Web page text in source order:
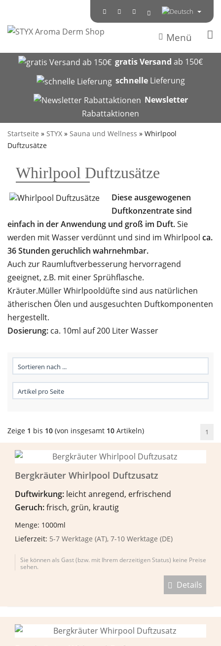
Menü
gratis Versand ab 150€
schnelleLieferung
Newsletter
Rabattaktionen
Startseite » STYX » Sauna und Wellness » Whirlpool
Duftzusätze
Whirlpool Duftzusätze
Diese ausgewogenen
Duftkonzentrate sind
einfach in der Anwendung und groß im Duft.Sie
werden mit Wasser verdünnt und sind im Whirlpool ca.
36 Stunden geruchlich wahrnehmbar.
Auch zur Raumluftverbesserung hervorragend
geeignet, z.B. mit einer Sprühflasche.
Kräuter.Müller Whirlpooldüfte sind aus natürlichen
ätherischen Ölen und ausgesuchten Duftkomponenten
hergestellt.
Dosierung: ca. 10ml auf 200 Liter Wasser
Zeige 1 bis 10 (von insgesamt 10 Artikeln) 1
Bergkräuter Whirlpool Duftzusatz
Duftwirkung: leicht anregend, erfrischend
Geruch:frisch, grün, krautig
Menge: 1000ml
Lieferzeit: 5-7 Werktage (AT), 7-10 Werktage (DE)
Sie können als Gast (bzw. mit Ihrem derzeitigen Status) keine Preise
sehen.
Details